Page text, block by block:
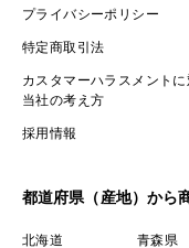
プライバシーポリシー
特定商取引法
カスタマーハラスメントに
当社の考え方
採用情報
都道府県（産地）から
北海道 青森県